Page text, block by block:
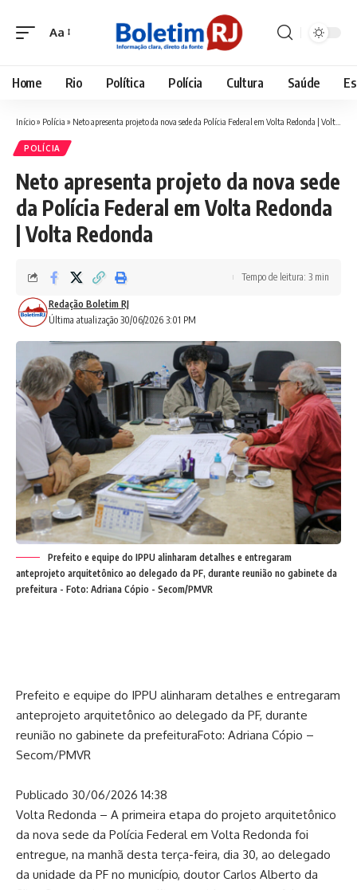
Font
Aa
Home Rio Política Polícia Cultura Saúde
Início» Polícia » Neto apresenta projeto da nova sede da Polícia Federal em Volta Redonda | Volta Redonda
POLÍCIA
Neto apresenta projeto da nova sede
da Polícia Federal em Volta Redonda
| Volta Redonda
Última atualização 30/06/2026 3:01 PM
Redação Boletim RJ
Tempo de leitura: 3 min
Prefeito e equipe do IPPU alinharam detalhes e entregaram
anteprojeto arquitetônico ao delegado da PF, durante reunião no gabinete da
prefeitura - Foto: Adriana Cópio - Secom/PMVR
Prefeito e equipe do IPPU alinharam detalhes e entregaram
anteprojeto arquitetônico ao delegado da PF, durante
reunião no gabinete da prefeituraFoto: Adriana Cópio –
Secom/PMVR
Publicado 30/06/2026 14:38
Volta Redonda – A primeira etapa do projeto arquitetônico
da nova sede da Polícia Federal em Volta Redonda foi
entregue, na manhã desta terça-feira, dia 30, ao delegado
da unidade da PF no município, doutor Carlos Alberto da